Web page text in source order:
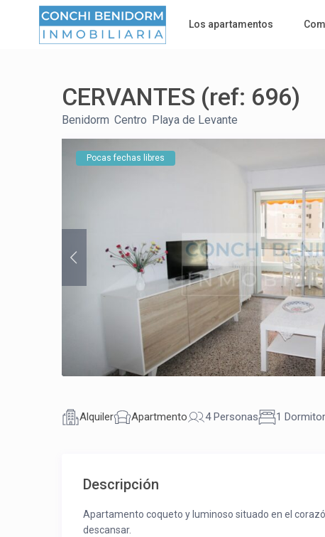
Los apartamentos
CERVANTES (ref: 696)
Benidorm Centro Playa de Levante
Pocas fechas libres
Alquiler Apartmento 4 Personas 1
Descripción
Apartamento coqueto y luminoso situado en el
descansar.